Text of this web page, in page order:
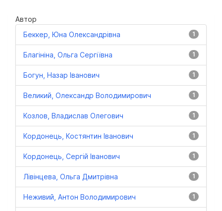
Автор
1
Беккер, Юна Олександрівна
1
Благініна, Ольга Сергіївна
1
Богун, Назар Іванович
1
Великий, Олександр Володимирович
1
Козлов, Владислав Олегович
1
Кордонець, Костянтин Іванович
1
Кордонець, Сергій Іванович
1
Лівінцева, Ольга Дмитрівна
1
Неживий, Антон Володимирович